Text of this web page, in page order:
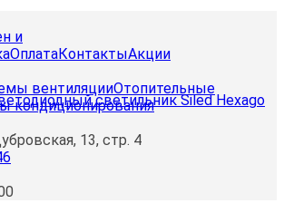
и
ОплатаКонтактыАкции
вентиляцииОтопительные
кондиционирования
13, стр. 4